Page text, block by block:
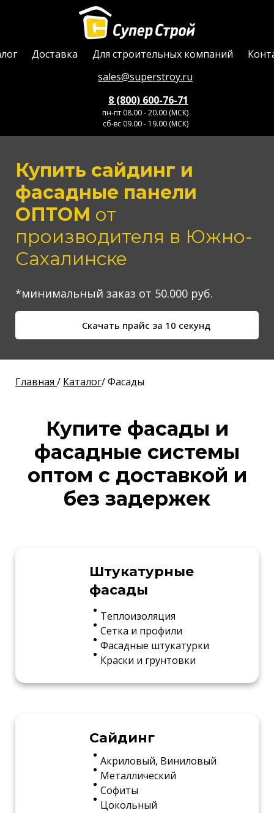
Доставка Для строительных компаний
sales@superstroy.ru
8 (800) 600-76-71
пн-пт 08.00 - 20.00 (МСК)
сб-вс 09.00 - 19.00 (МСК)
Купить сайдинг и
фасадные панели
ОПТОМ от
производителя в Южно-
Сахалинске
*минимальный заказ от 50.000 руб.
Скачать прайс за 10 секунд
Главная / Каталог/ Фасады
Купите фасады и
фасадные системы
оптом с доставкой и
без задержек
Штукатурные
фасады
Теплоизоляция
Сетка и профили
Фасадные штукатурки
Краски и грунтовки
Сайдинг
Акриловый, Виниловый
Металлический
Софиты
Цокольный